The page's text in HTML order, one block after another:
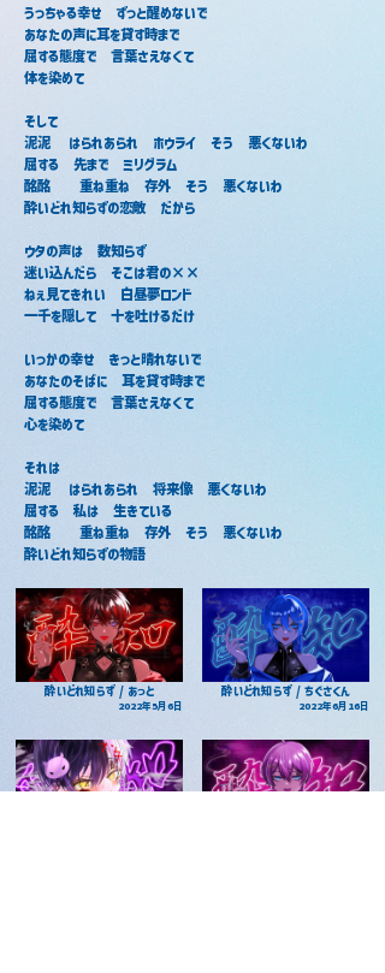
うっちゃる幸せ　ずっと醒めないで
あなたの声に耳を貸す時まで
屈する態度で　言葉さえなくて
体を染めて
そして
泥泥 　はられあられ　ホウライ　そう　悪くないわ
屈する　先まで　ミリグラム
酩酩　　重ね重ね　存外　そう　悪くないわ
酔いどれ知らずの恋敵　だから
ウタの声は　数知らず
迷い込んだら　そこは君の××
ねぇ見てきれい　白昼夢ロンド
一千を隠して　十を吐けるだけ
いっかの幸せ　きっと晴れないで
あなたのそばに　耳を貸す時まで
屈する態度で　言葉さえなくて
心を染めて
それは
泥泥 　はられあられ　将来像　悪くないわ
屈する　私は　生きている
酩酩　　重ね重ね　存外　そう　悪くないわ
酔いどれ知らずの物語
酔いどれ知らず / あっと
2022年5月6日
酔いどれ知らず / ちぐさくん
2022年6月16日